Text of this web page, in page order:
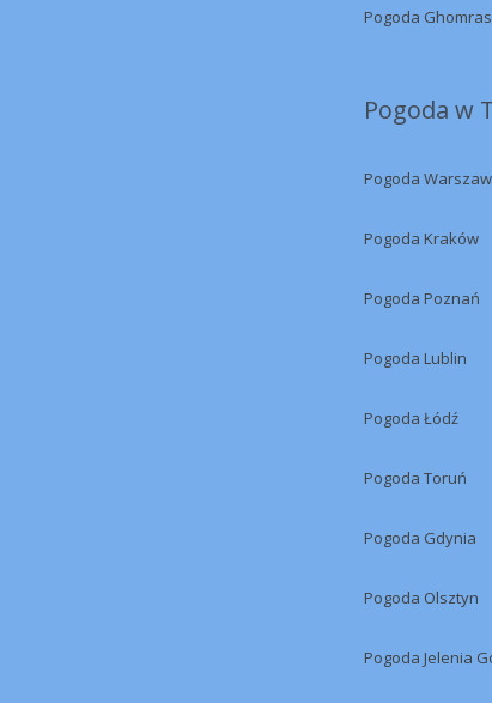
Pogoda
Pogoda w
Pogoda
Pogoda Kraków
Pogoda Poznań
Pogoda Lublin
Pogoda Łódź
Pogoda Toruń
Pogoda Gdynia
Pogoda Olsztyn
Pogoda Jelenia